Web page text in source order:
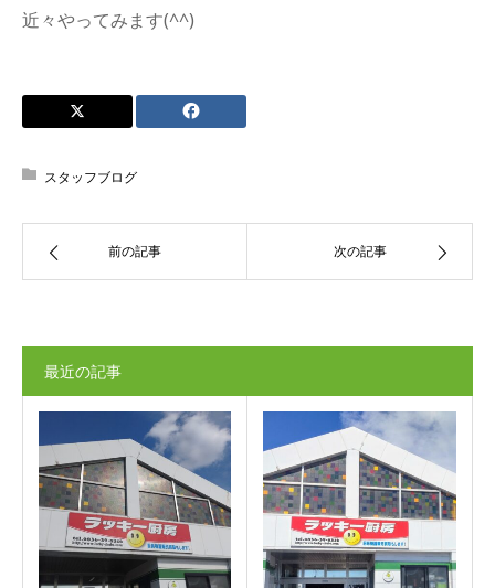
近々やってみます(^^)
スタッフブログ
前の記事 次の記事
最近の記事